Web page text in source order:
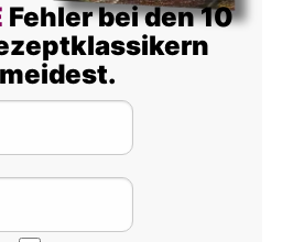
Fehler bei den 10